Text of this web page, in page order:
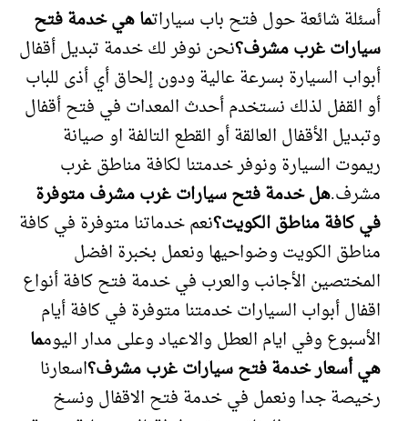
أسئلة شائعة حول فتح باب سياراتما هي خدمة فتح
سيارات غرب مشرف؟نحن نوفر لك خدمة تبديل أقفال
أبواب السيارة بسرعة عالية ودون إلحاق أي أذى للباب
أو القفل لذلك نستخدم أحدث المعدات في فتح أقفال
وتبديل الأقفال العالقة أو القطع التالفة او صيانة
ريموت السيارة ونوفر خدمتنا لكافة مناطق غرب
مشرف.هل خدمة فتح سيارات غرب مشرف متوفرة
في كافة مناطق الكويت؟نعم خدماتنا متوفرة في كافة
مناطق الكويت وضواحيها ونعمل بخبرة افضل
المختصين الأجانب والعرب في خدمة فتح كافة أنواع
اقفال أبواب السيارات خدمتنا متوفرة في كافة أيام
الأسبوع وفي ايام العطل والاعياد وعلى مدار اليومما
هي أسعار خدمة فتح سيارات غرب مشرف؟اسعارنا
رخيصة جدا ونعمل في خدمة فتح الاقفال ونسخ